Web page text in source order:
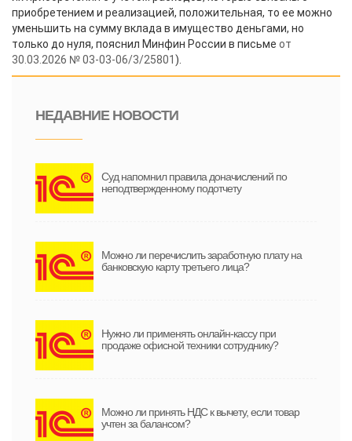
приобретением и реализацией, положительная, то ее можно
уменьшить на сумму вклада в имущество деньгами, но
только до нуля, пояснил Минфин России в письме от
30.03.2026 № 03-03-06/3/25801).
НЕДАВНИЕ НОВОСТИ
Суд напомнил правила доначислений по
неподтвержденному подотчету
Можно ли перечислить заработную плату на
банковскую карту третьего лица?
Нужно ли применять онлайн-кассу при
продаже офисной техники сотруднику?
Можно ли принять НДС к вычету, если товар
учтен за балансом?